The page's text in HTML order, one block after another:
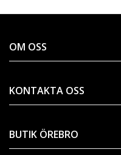
OM OSS
KONTAKTA OSS
BUTIK ÖREBRO